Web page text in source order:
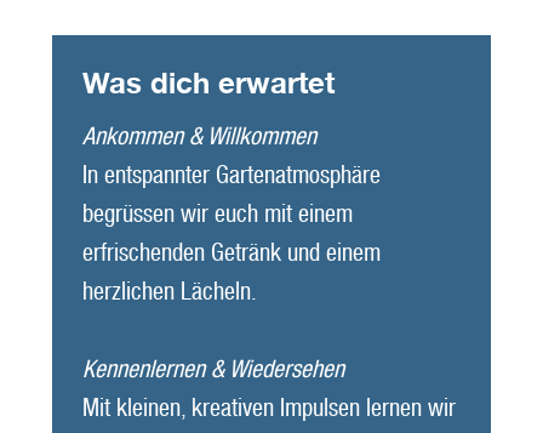
Was dich erwartet
Ankommen & Willkommen
In entspannter Gartenatmosphäre
begrüssen wir euch mit einem
erfrischenden Getränk und einem
herzlichen Lächeln.
Kennenlernen & Wiedersehen
Mit kleinen, kreativen Impulsen lernen wir